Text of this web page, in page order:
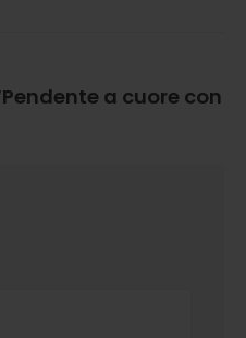
a cuore con